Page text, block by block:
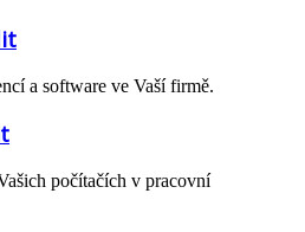
a software ve Vaší firmě.
počítačích v pracovní